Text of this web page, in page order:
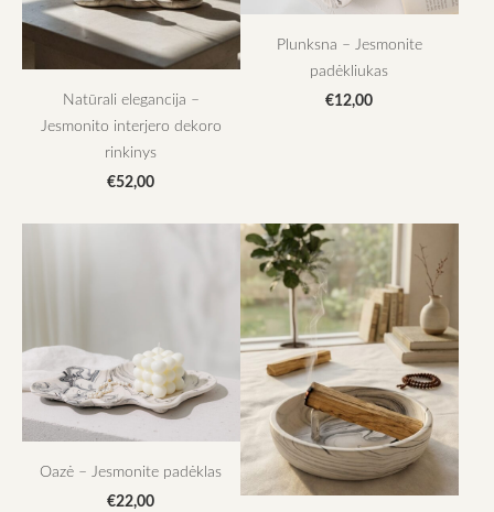
Natūrali elegancija –
Jesmonito interjero dekoro
rinkinys
€52,00
Plunksna – Jesmonite
padėkliukas
€12,00
Oazė – Jesmonite padėklas
€22,00